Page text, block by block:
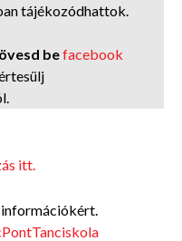
tájékozódhattok.
befacebook
itt.